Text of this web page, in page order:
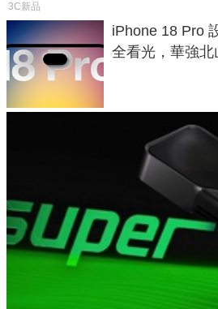
3C新品
iPhone 18 Pro
全看光，華強